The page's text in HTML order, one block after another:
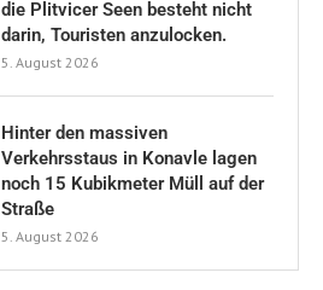
die Plitvicer Seen besteht nicht
darin, Touristen anzulocken.
5. August 2026
Hinter den massiven
Verkehrsstaus in Konavle lagen
noch 15 Kubikmeter Müll auf der
Straße
5. August 2026